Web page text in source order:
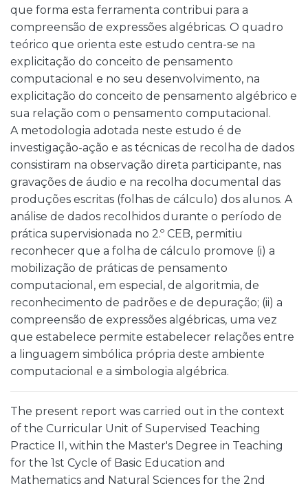
que forma esta ferramenta contribui para a
compreensão de expressões algébricas. O quadro
teórico que orienta este estudo centra-se na
explicitação do conceito de pensamento
computacional e no seu desenvolvimento, na
explicitação do conceito de pensamento algébrico e
sua relação com o pensamento computacional.
A metodologia adotada neste estudo é de
investigação-ação e as técnicas de recolha de dados
consistiram na observação direta participante, nas
gravações de áudio e na recolha documental das
produções escritas (folhas de cálculo) dos alunos. A
análise de dados recolhidos durante o período de
prática supervisionada no 2.º CEB, permitiu
reconhecer que a folha de cálculo promove (i) a
mobilização de práticas de pensamento
computacional, em especial, de algoritmia, de
reconhecimento de padrões e de depuração; (ii) a
compreensão de expressões algébricas, uma vez
que estabelece permite estabelecer relações entre
a linguagem simbólica própria deste ambiente
computacional e a simbologia algébrica.
The present report was carried out in the context
of the Curricular Unit of Supervised Teaching
Practice II, within the Master's Degree in Teaching
for the 1st Cycle of Basic Education and
Mathematics and Natural Sciences for the 2nd